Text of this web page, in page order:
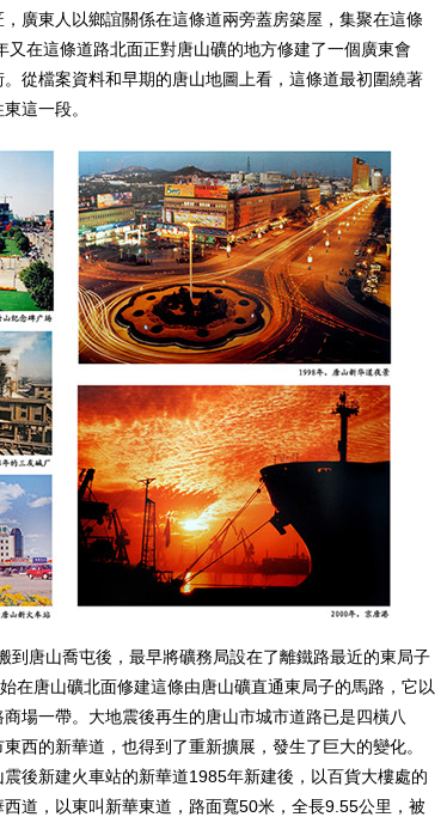
廣東人以鄉誼關係在這條道兩旁蓋房築屋，集聚在這條
在這條道路北面正對唐山礦的地方修建了一個廣東會
從檔案資料和早期的唐山地圖上看，這條道最初圍繞著
這一段。
唐山喬屯後，最早將礦務局設在了離鐵路最近的東局子
在唐山礦北面修建這條由唐山礦直通東局子的馬路，它以
場一帶。大地震後再生的唐山市城市道路已是四橫八
西的新華道，也得到了重新擴展，發生了巨大的變化。
後新建火車站的新華道1985年新建後，以百貨大樓處的
道，以東叫新華東道，路面寬50米，全長9.55公里，被